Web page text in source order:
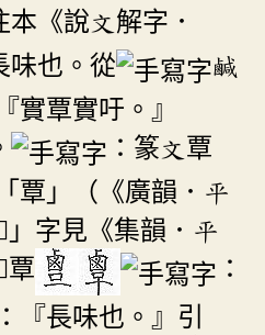
本《說文解字．
味也。從
鹹
實覃實吁。』
：篆文覃
覃」（《廣韻．平
字見《集韻．平
覃
：
『長味也。』引